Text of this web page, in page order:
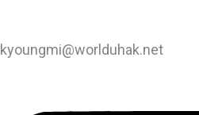
kyoungmi@worlduhak.net